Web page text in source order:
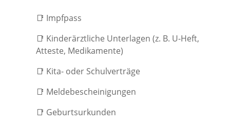
📑 Impfpass
📑 Kinderärztliche Unterlagen (z. B. U-Heft,
Atteste, Medikamente)
📑 Kita- oder Schulverträge
📑 Meldebescheinigungen
📑 Geburtsurkunden